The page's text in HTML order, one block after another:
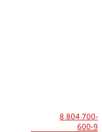
8 804 700-
600-9